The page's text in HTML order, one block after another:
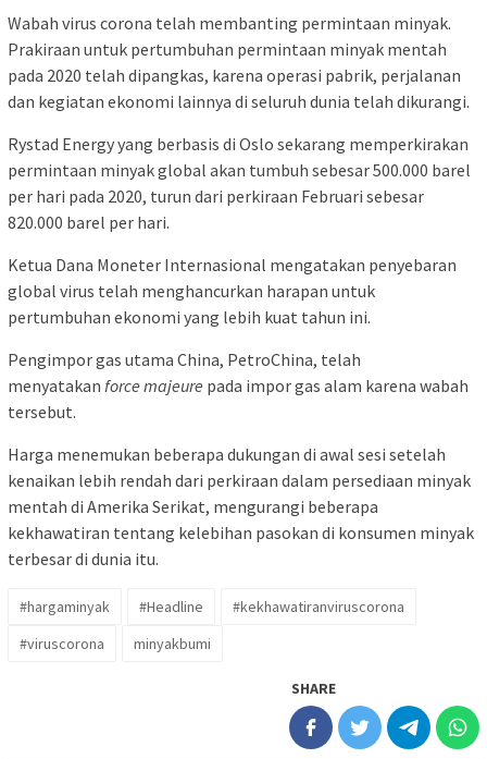
Wabah virus corona telah membanting permintaan minyak.
Prakiraan untuk pertumbuhan permintaan minyak mentah
pada 2020 telah dipangkas, karena operasi pabrik, perjalanan
dan kegiatan ekonomi lainnya di seluruh dunia telah dikurangi.
Rystad Energy yang berbasis di Oslo sekarang memperkirakan
permintaan minyak global akan tumbuh sebesar 500.000 barel
per hari pada 2020, turun dari perkiraan Februari sebesar
820.000 barel per hari.
Ketua Dana Moneter Internasional mengatakan penyebaran
global virus telah menghancurkan harapan untuk
pertumbuhan ekonomi yang lebih kuat tahun ini.
Pengimpor gas utama China, PetroChina, telah
menyatakan force majeure pada impor gas alam karena wabah
tersebut.
Harga menemukan beberapa dukungan di awal sesi setelah
kenaikan lebih rendah dari perkiraan dalam persediaan minyak
mentah di Amerika Serikat, mengurangi beberapa
kekhawatiran tentang kelebihan pasokan di konsumen minyak
terbesar di dunia itu.
#hargaminyak #Headline
#kekhawatiranviruscorona
#viruscorona
minyakbumi
SHARE